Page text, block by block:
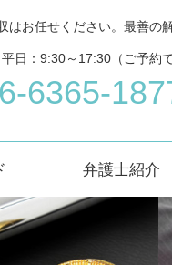
はお任せください。最善の
日：9:30～17:30（ご予約
6365-
弁護士紹介